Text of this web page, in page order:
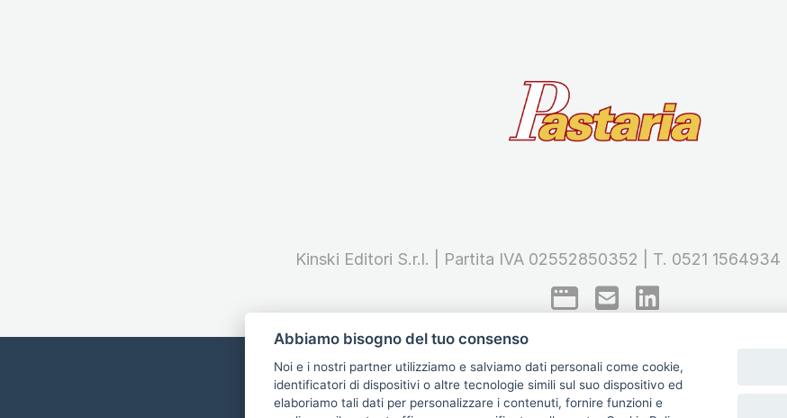
Kinski Editori S.r.l. | Partita IVA 02552850352 | T. 0521 1564934 |
Informativa sui Cookie e preferenze
Abbiamo bisogno del tuo consenso
Noi e i nostri partner utilizziamo e salviamo dati personali come cookie,
identificatori di dispositivi o altre tecnologie simili sul suo dispositivo ed
elaboriamo tali dati per personalizzare i contenuti, fornire funzioni e